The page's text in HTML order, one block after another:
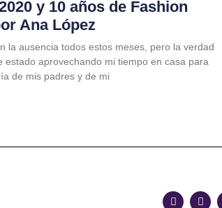
y 10 años de Fashion
Ana López
la ausencia todos estos meses, pero la verdad
estado aprovechando mi tiempo en casa para
de mis padres y de mi